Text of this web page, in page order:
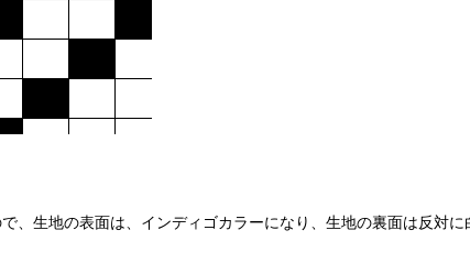
、生地の表面は、インディゴカラーになり、生地の裏面は反対に